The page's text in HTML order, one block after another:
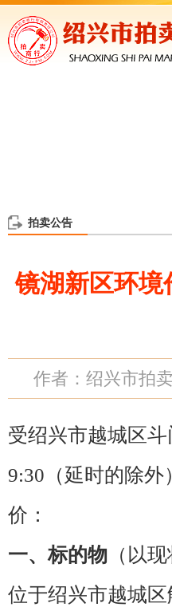
拍卖公告
镜湖新区环境
作者：绍兴市
受绍兴市越城区
9:30（延时的除
价：
一、标的物 （以
位于绍兴市越城